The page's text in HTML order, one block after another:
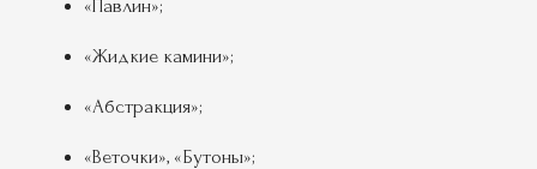
«Павлин»;
«Жидкие камини»;
«Абстракция»;
«Веточки», «Бутоны»;